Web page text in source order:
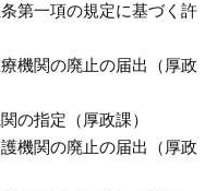
第一項の規定に基づく許
機関の廃止の届出（厚政
の指定（厚政課）
機関の廃止の届出（厚政